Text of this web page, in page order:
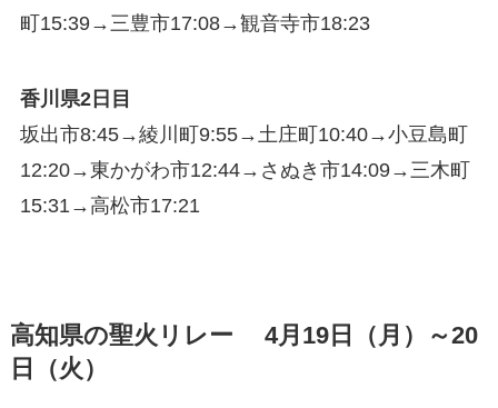
町15:39→三豊市17:08→観音寺市18:23
香川県2日目
坂出市8:45→綾川町9:55→土庄町10:40→小豆島町
12:20→東かがわ市12:44→さぬき市14:09→三木町
15:31→高松市17:21
高知県の聖火リレー 4月19日（月）～20
日（火）